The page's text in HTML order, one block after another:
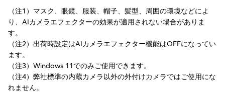
（注1）マスク、眼鏡、服装、帽子、髪型、周囲の環境などによ
り、AIカメラエフェクターの効果が適用されない場合がありま
す。
（注2）出荷時設定はAIカメラエフェクター機能はOFFになってい
ます。
（注3）Windows 11でのみご使用できます。
（注4）弊社標準の内蔵カメラ以外の外付けカメラではご使用にな
れません。